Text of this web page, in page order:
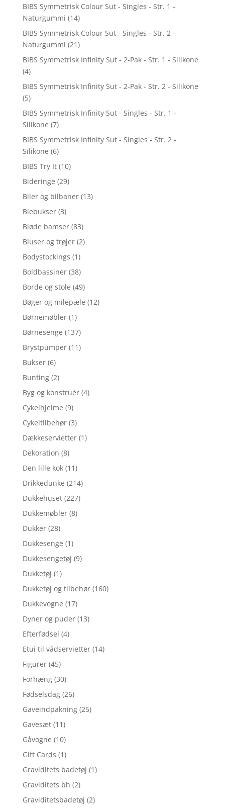
BIBS Symmetrisk Colour Sut - Singles - Str. 1 -
Naturgummi (14)
BIBS Symmetrisk Colour Sut - Singles - Str. 2 -
Naturgummi (21)
BIBS Symmetrisk Infinity Sut - 2-Pak - Str. 1 - Silikone
(4)
BIBS Symmetrisk Infinity Sut - 2-Pak - Str. 2 - Silikone
(5)
BIBS Symmetrisk Infinity Sut - Singles - Str. 1 -
Silikone (7)
BIBS Symmetrisk Infinity Sut - Singles - Str. 2 -
Silikone (6)
BIBS Try It (10)
Bideringe (29)
Biler og bilbaner (13)
Blebukser (3)
Bløde bamser (83)
Bluser og trøjer (2)
Bodystockings (1)
Boldbassiner (38)
Borde og stole (49)
Bøger og milepæle (12)
Børnemøbler (1)
Børnesenge (137)
Brystpumper (11)
Bukser (6)
Bunting (2)
Byg og konstruér (4)
Cykelhjelme (9)
Cykeltilbehør (3)
Dækkeservietter (1)
Dekoration (8)
Den lille kok (11)
Drikkedunke (214)
Dukkehuset (227)
Dukkemøbler (8)
Dukker (28)
Dukkesenge (1)
Dukkesengetøj (9)
Dukketøj (1)
Dukketøj og tilbehør (160)
Dukkevogne (17)
Dyner og puder (13)
Efterfødsel (4)
Etui til vådservietter (14)
Figurer (45)
Forhæng (30)
Fødselsdag (26)
Gaveindpakning (25)
Gavesæt (11)
Gåvogne (10)
Gift Cards (1)
Graviditets badetøj (1)
Graviditets bh (2)
Graviditetsbadetøj (2)